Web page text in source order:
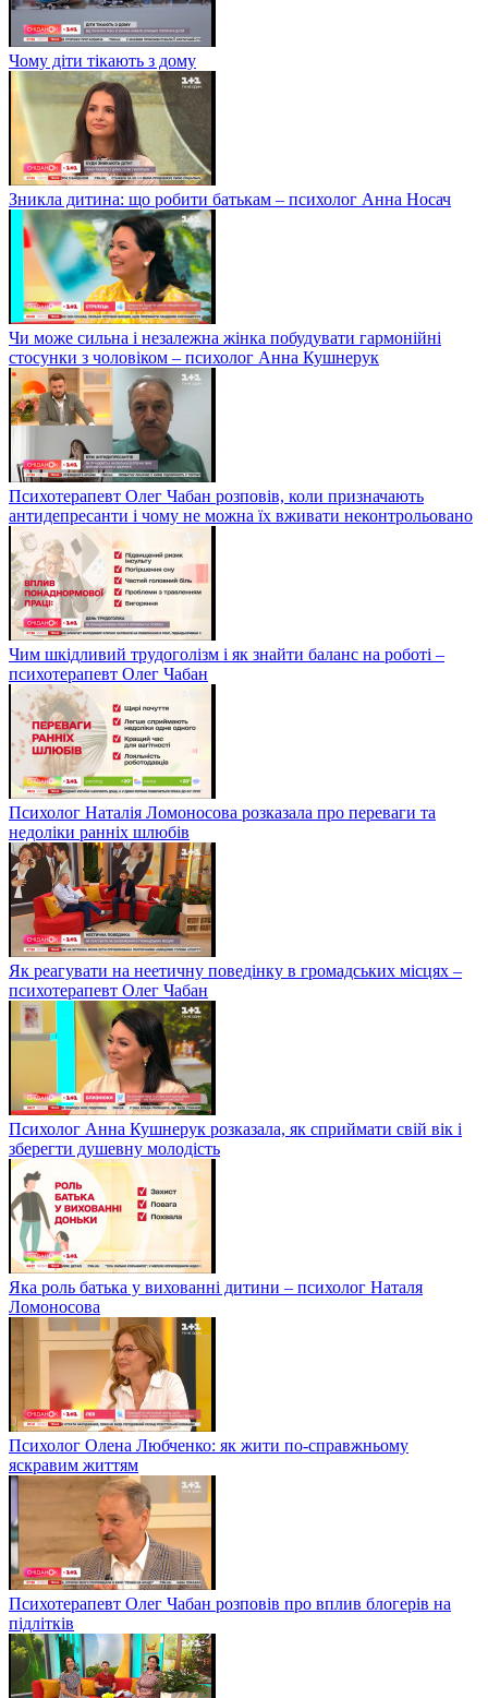
Чому діти тікають з дому
Зникла дитина: що робити батькам – психолог Анна Носач
Чи може сильна і незалежна жінка побудувати гармонійні
стосунки з чоловіком – психолог Анна Кушнерук
Психотерапевт Олег Чабан розповів, коли призначають
антидепресанти і чому не можна їх вживати неконтрольовано
Чим шкідливий трудоголізм і як знайти баланс на роботі –
психотерапевт Олег Чабан
Психолог Наталія Ломоносова розказала про переваги та
недоліки ранніх шлюбів
Як реагувати на неетичну поведінку в громадських місцях –
психотерапевт Олег Чабан
Психолог Анна Кушнерук розказала, як сприймати свій вік і
зберегти душевну молодість
Яка роль батька у вихованні дитини – психолог Наталя
Ломоносова
Психолог Олена Любченко: як жити по-справжньому
яскравим життям
Психотерапевт Олег Чабан розповів про вплив блогерів на
підлітків